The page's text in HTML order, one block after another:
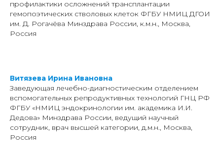
профилактики осложнений трансплантации
гемопоэтических стволовых клеток ФГБУ НМИЦ ДГОИ
им. Д. Рогачёва Минздрава России, к.м.н., Москва,
Россия
Витязева Ирина Ивановна
Заведующая лечебно-диагностическим отделением
вспомогательных репродуктивных технологий ГНЦ РФ
ФГБУ «НМИЦ эндокринологии им. академика И.И.
Дедова» Минздрава России, ведущий научный
сотрудник, врач высшей категории, д.м.н., Москва,
Россия